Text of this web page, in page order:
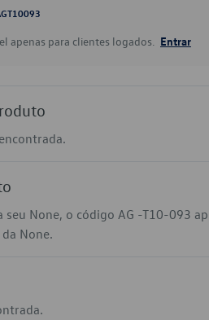
apenas para clientes logados. Entrar
None, o código AG -T10-093
None.